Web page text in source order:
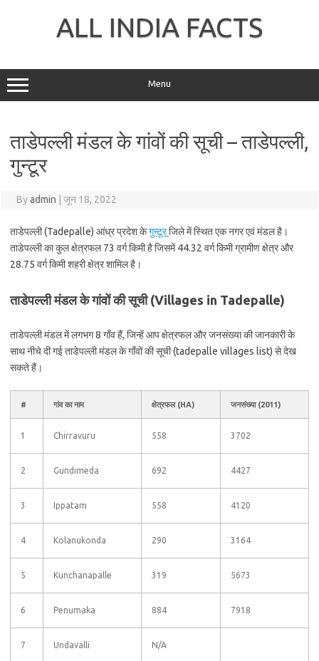
ALL INDIA FACTS
Menu
ताडेपल्ली मंडल के गांवों की सूची – ताडेपल्ली,
गुन्टूर
Byadmin जून 18, 2022
ताडेपल्ली (Tadepalle) आंध्र प्रदेश केगुन्टूरजिले में स्थित एक नगर एवं मंडल है।
ताडेपल्ली का कुल क्षेत्रफल 73 वर्ग किमी है जिसमें 44.32 वर्ग किमी ग्रामीण क्षेत्र और
28.75 वर्ग किमी शहरी क्षेत्र शामिल है।
ताडेपल्ली मंडल के गांवों की सूची (Villages in Tadepalle)
ताडेपल्ली मंडल में लगभग 8 गाँव हैं, जिन्हें आप क्षेत्रफल और जनसंख्या की जानकारी के
साथ नीचे दी गई ताडेपल्ली मंडल के गाँवों की सूची (tadepalle villages list) से देख
सकते हैं।
# गांव का नाम क्षेत्रफल (HA) जनसंख्या (2011)
1 Chirravuru 558 3702
2 Gundimeda 692 4427
3 Ippatam 558 4120
4 Kolanukonda 290 3164
5 Kunchanapalle 319 5673
6 Penumaka 884 7918
7 Undavalli N/A